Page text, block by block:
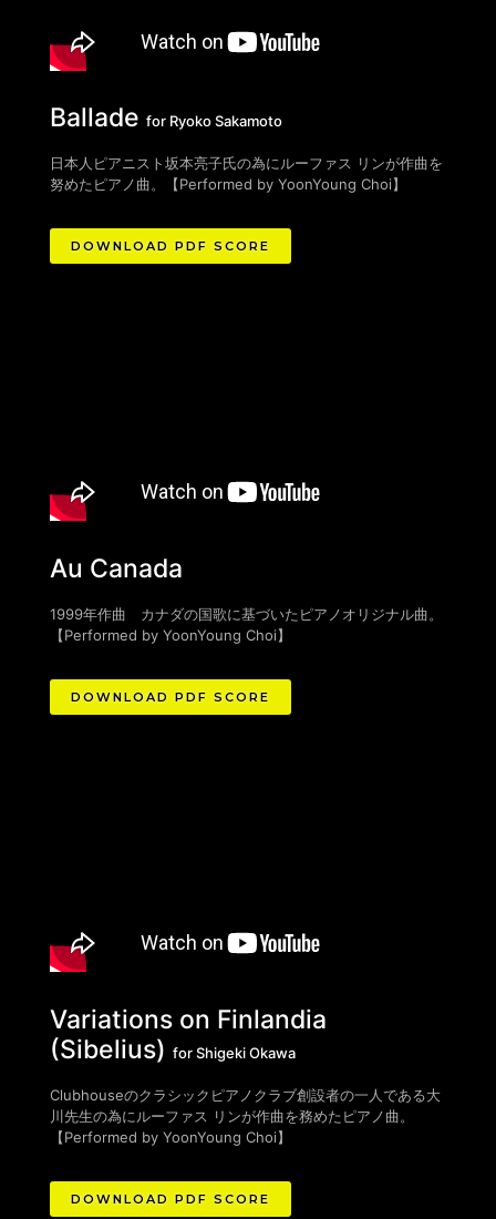
Ballade for Ryoko Sakamoto
日本人ピアニスト坂本亮子氏の為にルーファス リンが作曲を
努めたピアノ曲。【Performed by YoonYoung Choi】
DOWNLOAD PDF SCORE
Au Canada
1999年作曲 カナダの国歌に基づいたピアノオリジナル曲。
【Performed by YoonYoung Choi】
DOWNLOAD PDF SCORE
Variations on Finlandia
(Sibelius) for Shigeki Okawa
Clubhouseのクラシックピアノクラブ創設者の一人である大
川先生の為にルーファス リンが作曲を務めたピアノ曲。
【Performed by YoonYoung Choi】
DOWNLOAD PDF SCORE